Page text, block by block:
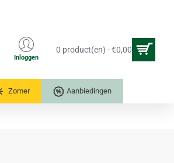
Inloggen
0 product(en) - €0,00
Zomer Aanbiedingen